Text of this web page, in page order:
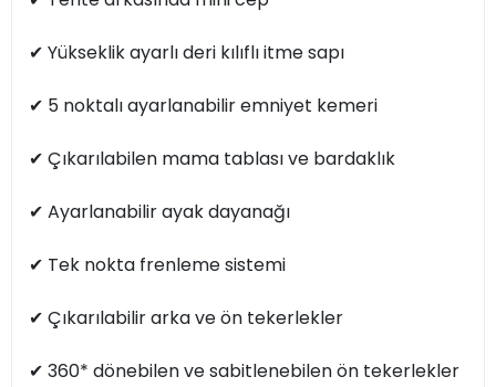
✔︎ Yükseklik ayarlı deri kılıflı itme sapı
✔︎ 5 noktalı ayarlanabilir emniyet kemeri
✔︎ Çıkarılabilen mama tablası ve bardaklık
✔︎ Ayarlanabilir ayak dayanağı
✔︎ Tek nokta frenleme sistemi
✔︎ Çıkarılabilir arka ve ön tekerlekler
✔︎ 360* dönebilen ve sabitlenebilen ön tekerlekler